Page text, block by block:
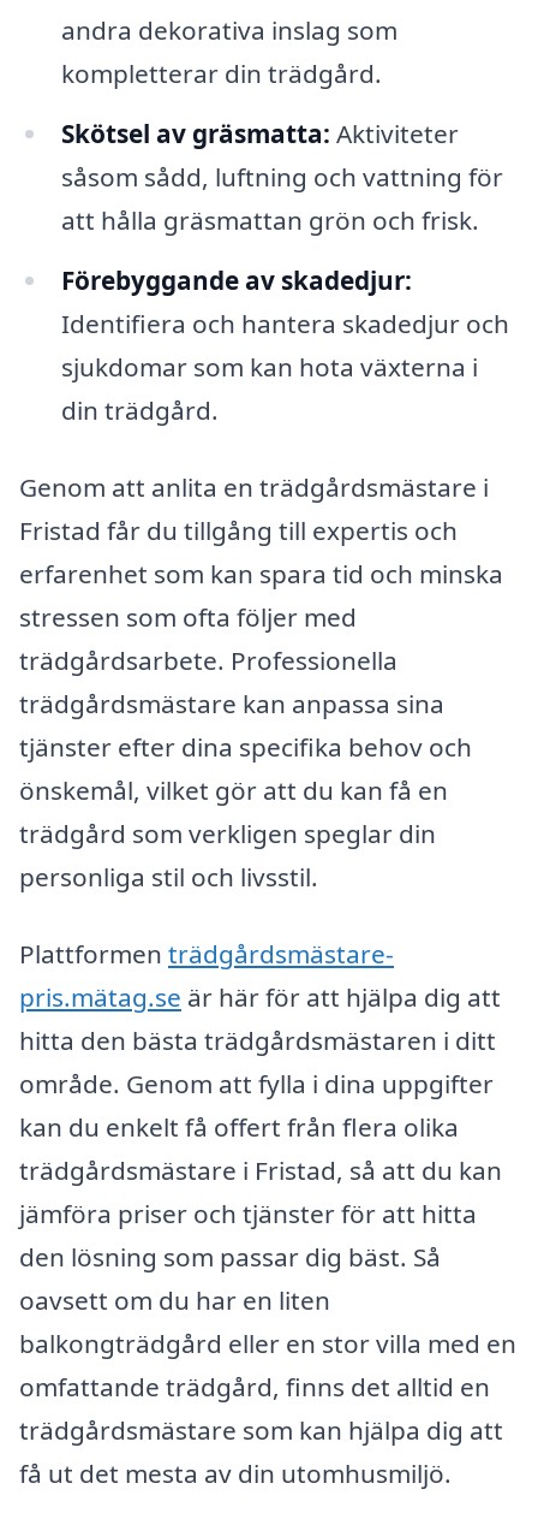
andra dekorativa inslag som
kompletterar din trädgård.
Skötsel av gräsmatta: Aktiviteter
såsom sådd, luftning och vattning för
att hålla gräsmattan grön och frisk.
Förebyggande av skadedjur:
Identifiera och hantera skadedjur och
sjukdomar som kan hota växterna i
din trädgård.
Genom att anlita en trädgårdsmästare i
Fristad får du tillgång till expertis och
erfarenhet som kan spara tid och minska
stressen som ofta följer med
trädgårdsarbete. Professionella
trädgårdsmästare kan anpassa sina
tjänster efter dina specifika behov och
önskemål, vilket gör att du kan få en
trädgård som verkligen speglar din
personliga stil och livsstil.
Plattformen trädgårdsmästare-
pris.mätag.se är här för att hjälpa dig att
hitta den bästa trädgårdsmästaren i ditt
område. Genom att fylla i dina uppgifter
kan du enkelt få offert från flera olika
trädgårdsmästare i Fristad, så att du kan
jämföra priser och tjänster för att hitta
den lösning som passar dig bäst. Så
oavsett om du har en liten
balkongträdgård eller en stor villa med en
omfattande trädgård, finns det alltid en
trädgårdsmästare som kan hjälpa dig att
få ut det mesta av din utomhusmiljö.